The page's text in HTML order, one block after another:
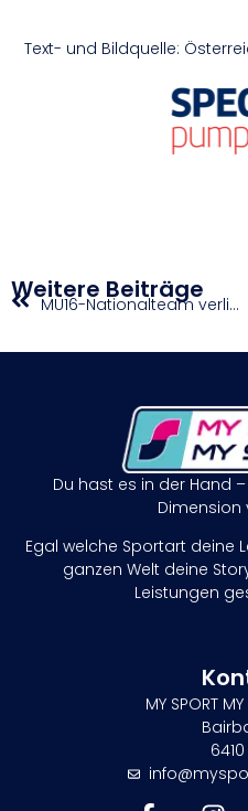
Text- und Bildquelle:
Weitere Beiträge MU16-Nationalteam verliert zum Start der Europameisterschaft
Du hast es in der Hand
Dimension
Egal welche Sportart deine
ganzen Welt deine
Leistungen
MY SPORT